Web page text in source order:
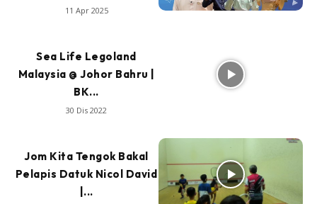
11 Apr 2025
Sea Life Legoland
Malaysia @ Johor Bahru |
BK...
30 Dis 2022
Jom Kita Tengok Bakal
Pelapis Datuk Nicol David
|...